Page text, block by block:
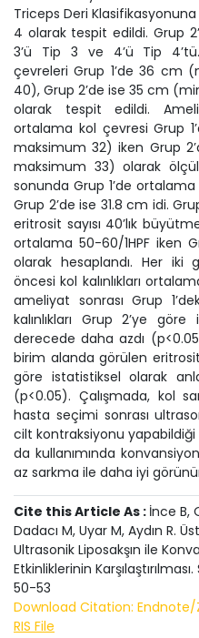
Triceps Deri Klasifikasyonuna
4 olarak tespit edildi. Grup
3’ü Tip 3 ve 4’ü Tip
çevreleri Grup 1’de 36 cm
40), Grup 2’de ise 35 cm
olarak tespit edildi.
ortalama kol çevresi Grup
maksimum 32) iken Grup
maksimum 33) olarak
sonunda Grup 1’de
Grup 2’de ise 31.8 cm idi.
eritrosit sayısı 40’lık
ortalama 50-60/1HPF iken
olarak hesaplandı. Her iki
öncesi kol kalınlıkları
ameliyat sonrası Grup
kalınlıkları Grup 2’ye
derecede daha azdı
birim alanda görülen eritrosit
göre istatistiksel olarak
(p<0.05). Çalışmada, kol
hasta seçimi sonrası
cilt kontraksiyonu
da kullanımında
az sarkma ile daha iyi
Cite this Article As : İnce B,
Dadacı M, Uyar M, Aydın R.
Ultrasonik Liposakşın ile
Etkinliklerinin
50-53
Download Citation:
RIS File